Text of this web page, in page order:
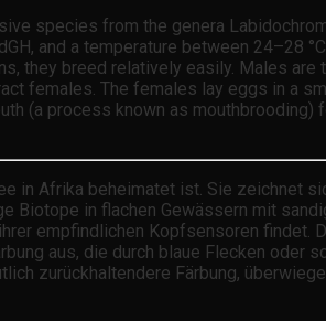
species from the genera
and a temperature between 24–28
they breed relatively easily. Males are
females. The females lay eggs in a
(a process known as mouthbrooding)
in Afrika beheimatet ist. Sie zeichnet
Biotope in flachen Gewässern mit
empfindlichen Kopfsensoren findet.
aus, die durch blaue Flecken oder
zurückhaltendere Färbung,